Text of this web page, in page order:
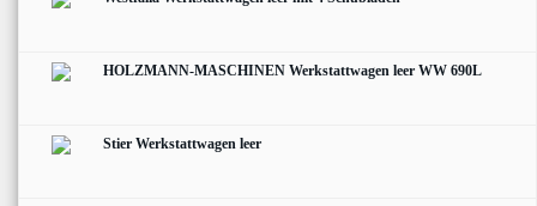
HOLZMANN-MASCHINEN Werkstattwagen leer WW 690L
Stier Werkstattwagen leer